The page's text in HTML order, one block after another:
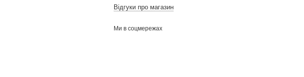
Відгуки про магазин
Ми в соцмережах